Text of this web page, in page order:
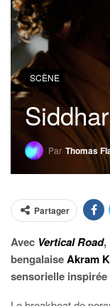
SCÈNE
Par Thomas
Partager
Avec Vertical Road,
bengalaiseAkram
sensorielle